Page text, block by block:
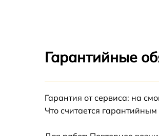
Замена панели
5820 IX
Гарантийные
Гарантия от сервиса: на
Что считается